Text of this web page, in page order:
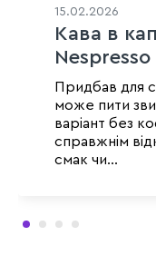
15.02.2026
Кава в
Придбав для
може пити
варіант без
справжнім
смак чи...